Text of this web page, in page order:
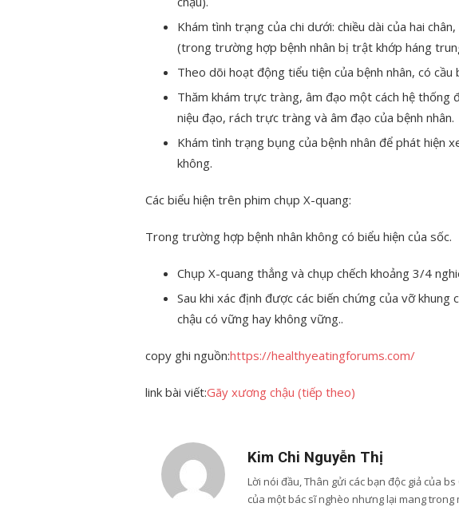
Khám tình trạng của chi dưới: chiều dài của hai
(trong trường hợp bệnh nhân bị trật khớp háng
Theo dõi hoạt động tiểu tiện của bệnh nhân, có cầu
Thăm khám trực tràng, âm đạo một cách hệ thống
niệu đạo, rách trực tràng và âm đạo của bệnh nhân.
Khám tình trạng bụng của bệnh nhân để phát hiện
không.
Các biểu hiện trên phim chụp X-quang:
Trong trường hợp bệnh nhân không có biểu hiện của sốc.
Chụp X-quang thẳng và chụp chếch khoảng 3/4
Sau khi xác định được các biến chứng của vỡ
chậu có vững hay không vững..
copy ghi nguồn:https://healthyeatingforums.com/
link bài viết:Gãy xương chậu (tiếp theo)
Kim Chi Nguyễn Thị
Lời nói đầu, Thân gửi các bạn độc giả của
của một bác sĩ nghèo nhưng lại mang